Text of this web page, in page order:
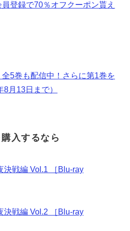
登録で70％オフクーポン貰え
全5巻も配信中！さらに第1巻を
月13日まで）
入するなら
決戦編 Vol.1 ［Blu-ray
決戦編 Vol.2 ［Blu-ray